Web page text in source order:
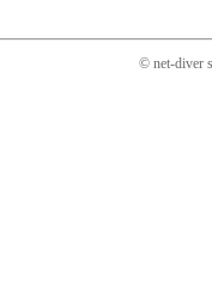
© net-diver